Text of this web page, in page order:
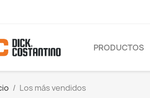
PRODUCTOS
Los más vendidos